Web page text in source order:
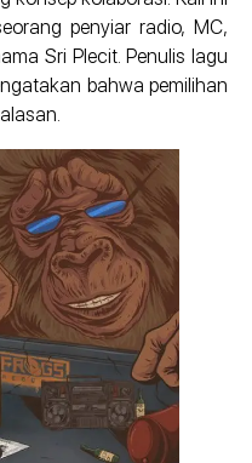
penyiar radio, MC,
Sri Plecit. Penulis lagu
bahwa pemilihan